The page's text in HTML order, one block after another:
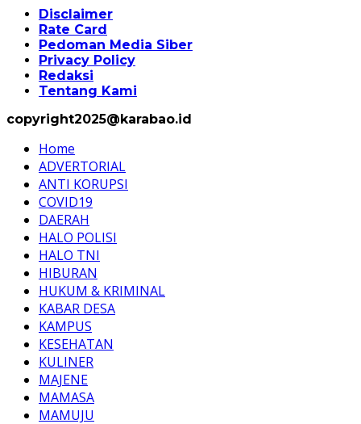
Disclaimer
Rate Card
Pedoman Media Siber
Privacy Policy
Redaksi
Tentang Kami
copyright2025@karabao.id
Home
ADVERTORIAL
ANTI KORUPSI
COVID19
DAERAH
HALO POLISI
HALO TNI
HIBURAN
HUKUM & KRIMINAL
KABAR DESA
KAMPUS
KESEHATAN
KULINER
MAJENE
MAMASA
MAMUJU